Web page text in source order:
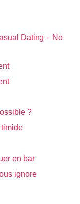
Dating – No
?
timide
en bar
ignore